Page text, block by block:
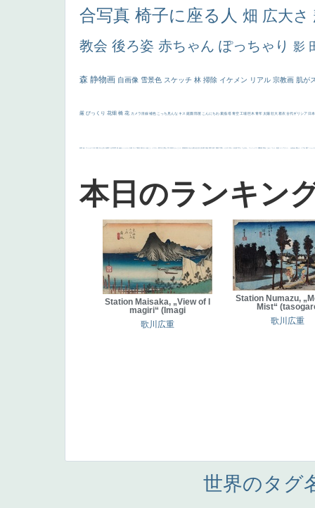
合写真 椅子に座る人 畑 広大さ
教会 後ろ姿 赤ちゃん ぽっちゃり 影
森 静物画 自画像 雪景色 スケッチ 林 掃除 イケメン リアル 宗教画 肌が
厳 びっくり 花畑 橋 花 カメラ目線 補色 こっち見んな キス 庭園 部屋 こんにちわ 素描 塔 青空 工場 巨木 青年 太陽 壮大 着衣 古代ギリシア 日
画質 last ヴィーナス 剣 白人少女 食事中 山本芳翠 麦 alciato ハーレム 女神 ローマ教皇 奥行き 火起こし シスター 東方の三博士 114514 かっこいい 受胎告知 天から覗き込む顔 設計図 挿絵 群衆 親子 裸婦 可愛い ピサロ ＃名画で学ぶ「たるみ」 ニーソックス 躍動感 黄色 こわい コート 畦道 レンブラント・ sekkusu 暖かい バブみ 靴下 ショッ
本日のランキン
Station Maisaka, „View of I
magiri“ (Imagi
歌川広重
Station Numazu,
Mist“
歌川広重
世界のタグ